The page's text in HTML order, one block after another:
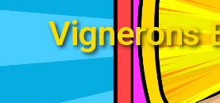
Vignerons